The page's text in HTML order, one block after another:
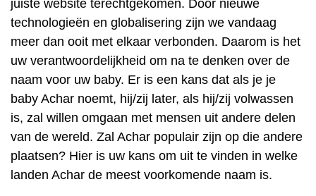
juiste website terechtgekomen. Door nieuwe
technologieën en globalisering zijn we vandaag
meer dan ooit met elkaar verbonden. Daarom is het
uw verantwoordelijkheid om na te denken over de
naam voor uw baby. Er is een kans dat als je je
baby Achar noemt, hij/zij later, als hij/zij volwassen
is, zal willen omgaan met mensen uit andere delen
van de wereld. Zal Achar populair zijn op die andere
plaatsen? Hier is uw kans om uit te vinden in welke
landen Achar de meest voorkomende naam is.